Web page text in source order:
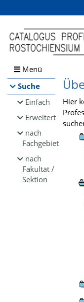
Browsen
direkt zum Inhalt
Menü
Suche
Einfach
Erweitert
nach
Fachgebiet
nach
Fakultät /
Sektion
Hier